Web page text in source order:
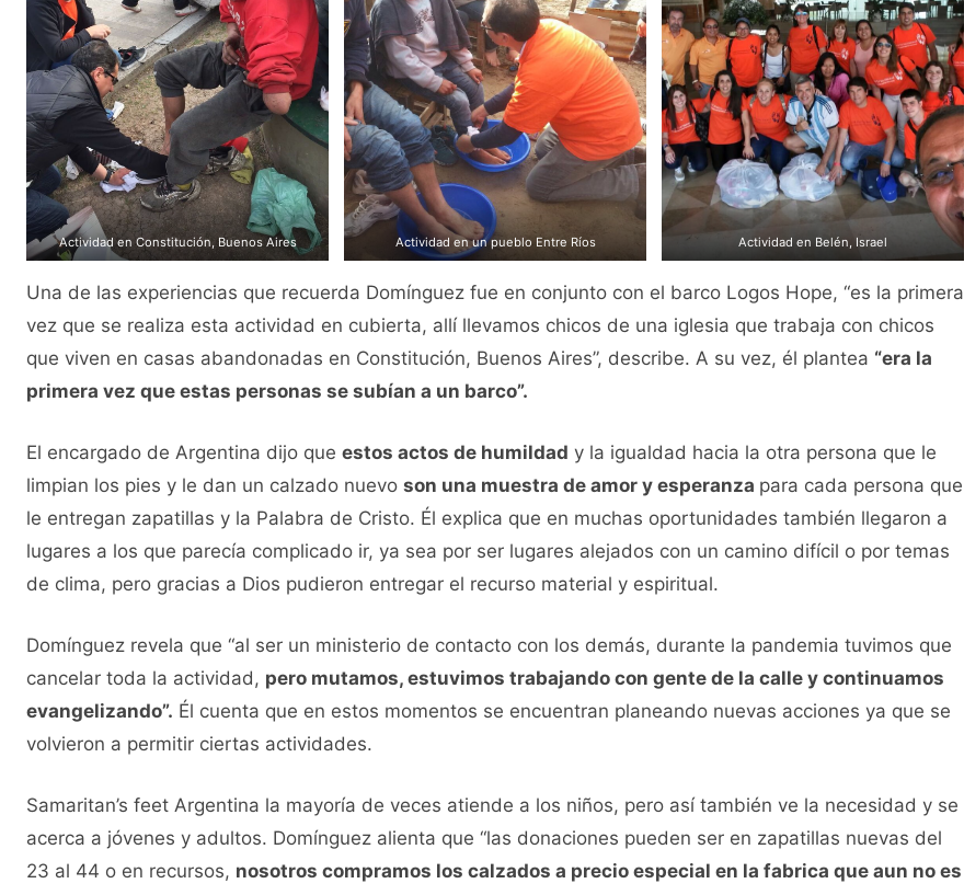
Actividad en Constitución, Buenos Aires Actividad en un pueblo Entre Ríos Actividad en Belén, Israel
Una de las experiencias que recuerda Domínguez fue en conjunto con el barco Logos Hope, “es la primera
vez que se realiza esta actividad en cubierta, allí llevamos chicos de una iglesia que trabaja con chicos
que viven en casas abandonadas en Constitución, Buenos Aires”, describe. A su vez, él plantea “era la
primera vez que estas personas se subían a un barco”.
El encargado de Argentina dijo que estos actos de humildad y la igualdad hacia la otra persona que le
limpian los pies y le dan un calzado nuevo son una muestra de amor y esperanza para cada persona que
le entregan zapatillas y la Palabra de Cristo. Él explica que en muchas oportunidades también llegaron a
lugares a los que parecía complicado ir, ya sea por ser lugares alejados con un camino difícil o por temas
de clima, pero gracias a Dios pudieron entregar el recurso material y espiritual.
Domínguez revela que “al ser un ministerio de contacto con los demás, durante la pandemia tuvimos que
cancelar toda la actividad, pero mutamos, estuvimos trabajando con gente de la calle y continuamos
evangelizando”. Él cuenta que en estos momentos se encuentran planeando nuevas acciones ya que se
volvieron a permitir ciertas actividades.
Samaritan’s feet Argentina la mayoría de veces atiende a los niños, pero así también ve la necesidad y se
acerca a jóvenes y adultos. Domínguez alienta que “las donaciones pueden ser en zapatillas nuevas del
23 al 44 o en recursos, nosotros compramos los calzados a precio especial en la fabrica que aun no es